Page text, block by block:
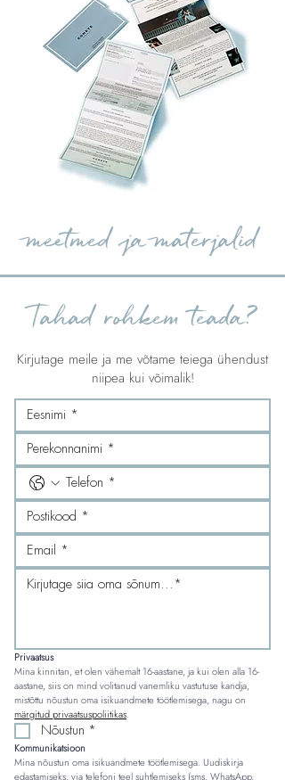
meetmed ja materjalid
Tahad rohkem teada?
Kirjutage meile ja me võtame teiega ühendust
niipea kui võimalik!
Privaatsus
Mina kinnitan, et olen vähemalt 16-aastane, ja kui olen alla 16-
aastane, siis on mind volitanud vanemliku vastutuse kandja,
märgitud privaatsuspoliitikas.
Nõustun *
Kommunikatsioon
Mina nõustun oma isikuandmete töötlemisega. Uudiskirja
edastamiseks, via telefoni teel suhtlemiseks (sms, WhatsApp,